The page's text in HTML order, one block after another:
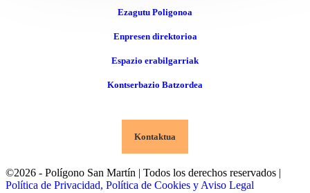
Ezagutu Poligonoa
Enpresen direktorioa
Espazio erabilgarriak
Kontserbazio Batzordea
Kontaktua
©2026 - Polígono San Martín | Todos los derechos reservados |
Política de Privacidad, Política de Cookies y Aviso Legal